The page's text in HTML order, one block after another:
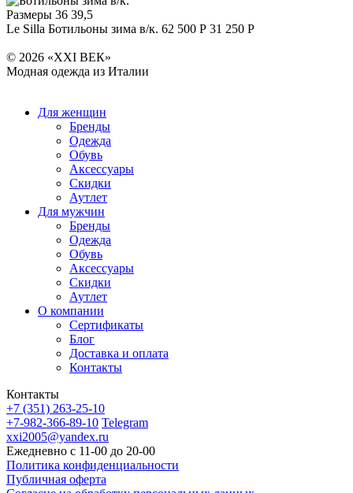
Размеры 36 39,5
Le Silla Ботильоны зима в/к. 62 500 Р 31 250 Р
© 2026 «XXI ВЕК»
Модная одежда из Италии
Для женщин
Бренды
Одежда
Обувь
Аксессуары
Скидки
Аутлет
Для мужчин
Бренды
Одежда
Обувь
Аксессуары
Скидки
Аутлет
О компании
Сертификаты
Блог
Доставка и оплата
Контакты
Контакты
+7 (351) 263-25-10
+7-982-366-89-10 Telegram
xxi2005@yandex.ru
Ежедневно с 11-00 до 20-00
Политика конфиденциальности
Публичная оферта